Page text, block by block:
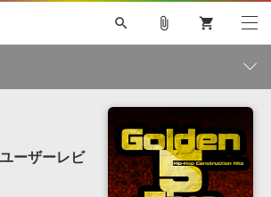
クト »
search
TOONTRACK
SPITFIRE AUDIO
3 SERUM
ライセンスフリーBGM
ボーカル抜き出し
DUBSTEP
attach_file shopping_cart
ーザーレビ